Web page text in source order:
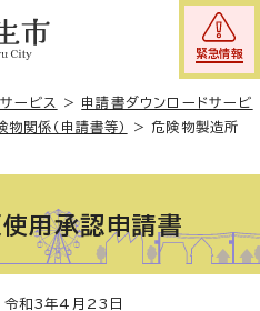
緊急情報
ービス > 申請書ダウンロードサービ
物関係（申請書等） >危険物製造所
用承認申請書
和3年4月23日